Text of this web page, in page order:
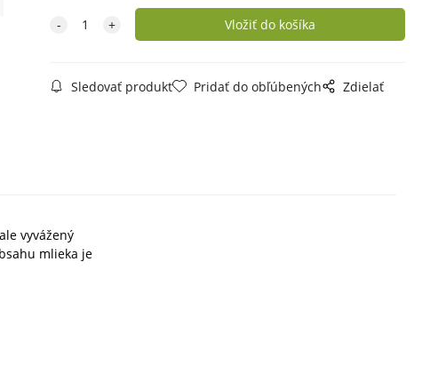
Sledovať produkt Pridať do obľúbených Zdielať
vyvážený
mlieka je